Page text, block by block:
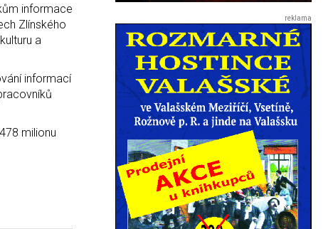
informace
Zlínského
a
informací
milionu